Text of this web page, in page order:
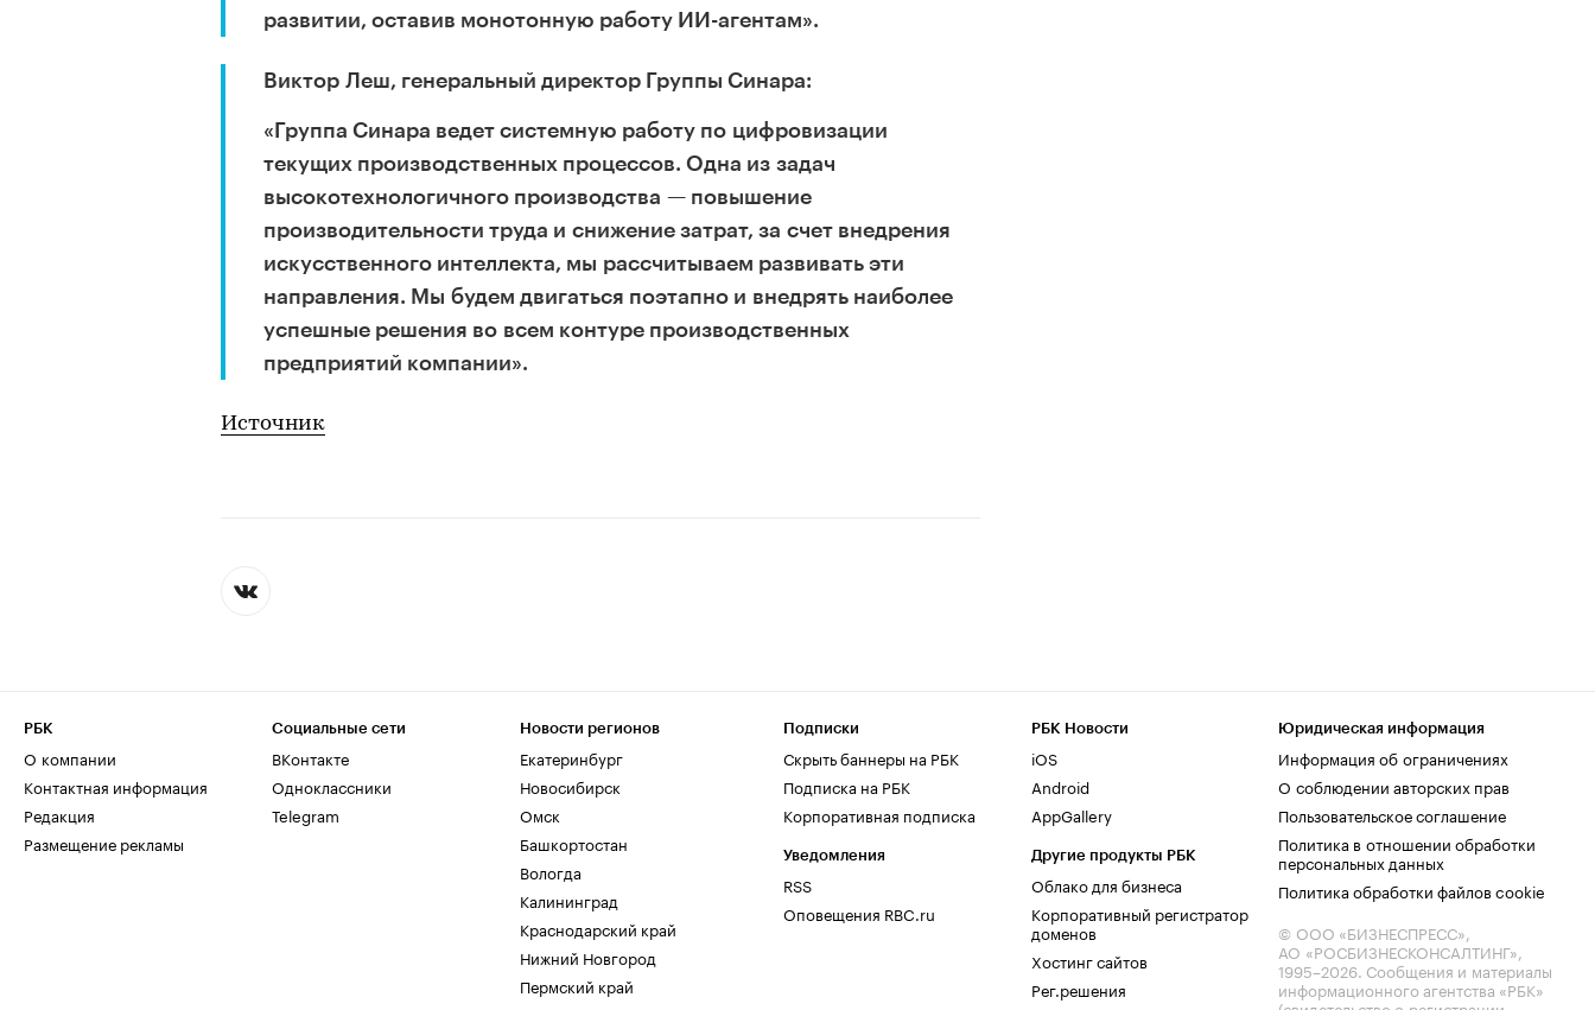
развитии, оставив монотонную работу ИИ-агентам».
Виктор Леш, генеральный директор Группы Синара:
«Группа Синара ведет системную работу по цифровизации
текущих производственных процессов. Одна из задач
высокотехнологичного производства — повышение
производительности труда и снижение затрат, за счет внедрения
искусственного интеллекта, мы рассчитываем развивать эти
направления. Мы будем двигаться поэтапно и внедрять наиболее
успешные решения во всем контуре производственных
предприятий компании».
Источник
РБК
О компании
Контактная информация
Редакция
Размещение рекламы
Социальные сети
ВКонтакте
Одноклассники
Telegram
Новости регионов
Екатеринбург
Новосибирск
Омск
Башкортостан
Вологда
Калининград
Краснодарский край
Нижний Новгород
Пермский край
Подписки
Скрыть баннеры на РБК
Подписка на РБК
Корпоративная подписка
Уведомления
RSS
Оповещения RBC.ru
РБК Новости
iOS
Android
AppGallery
Другие продукты РБК
Облако для бизнеса
Корпоративный регистратор
доменов
Хостинг сайтов
Рег.решения
Юридическая информация
Информация об ограничениях
О соблюдении авторских прав
Пользовательское соглашение
Политика в отношении обработки
персональных данных
Политика обработки файлов cookie
© ООО «БИЗНЕСПРЕСС»,
АО «РОСБИЗНЕСКОНСАЛТИНГ»,
1995–2026. Сообщения и материалы
информационного агентства «РБК»